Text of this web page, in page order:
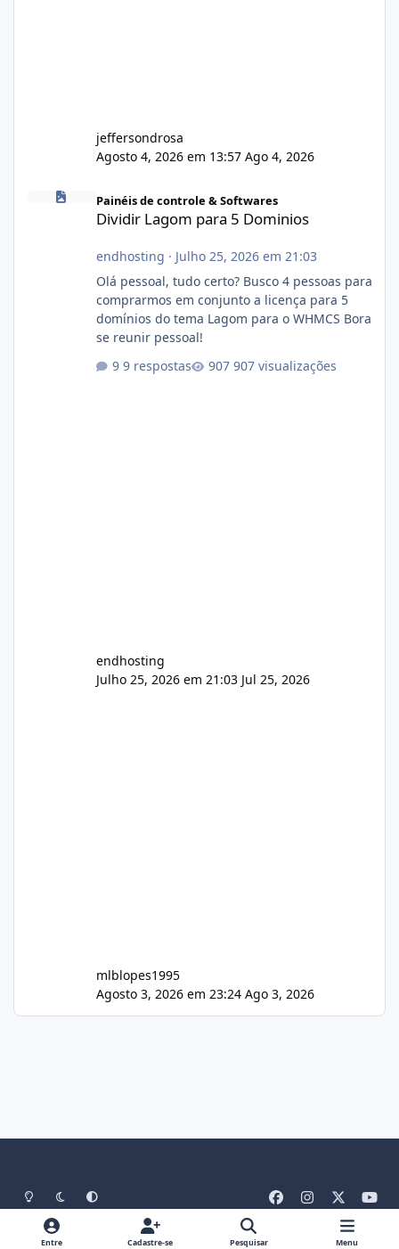
jeffersondrosa
Agosto 4, 2026 em 13:57 Ago 4, 2026
Dividir Lagom para 5 Dominios
Painéis de controle & Softwares
Dividir Lagom para 5 Dominios
endhosting · Julho 25, 2026 em 21:03
Olá pessoal, tudo certo? Busco 4 pessoas para
comprarmos em conjunto a licença para 5
domínios do tema Lagom para o WHMCS Bora
se reunir pessoal!
9 respostas
907 visualizações
endhosting
Julho 25, 2026 em 21:03 Jul 25, 2026
mlblopes1995
Agosto 3, 2026 em 23:24 Ago 3, 2026
Light ModeDark ModeSystem Preference
a
n
o
u
Idiomas Tema Política De Privacidade
Contato
Entre Cadastre-se Pesquisar Menu